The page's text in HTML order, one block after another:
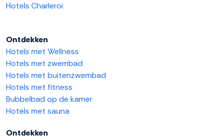
Hotels Charleroi
Ontdekken
Hotels met Wellness
Hotels met zwembad
Hotels met buitenzwembad
Hotels met fitness
Bubbelbad op de kamer
Hotels met sauna
Ontdekken